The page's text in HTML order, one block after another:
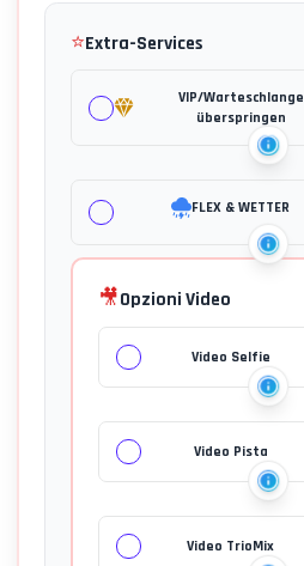
⭐Extra-Services
VIP/Warteschlange
überspringen
FLEX & WETTER
🎥Opzioni Video
Video Selfie
Video Pista
Video TrioMix